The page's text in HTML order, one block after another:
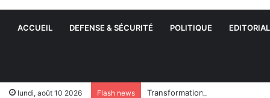
ACCUEIL DEFENSE & SÉCURITÉ POLITIQUE EDITORIAL
lundi, août 10 2026 Flash news Transformation numérique : le